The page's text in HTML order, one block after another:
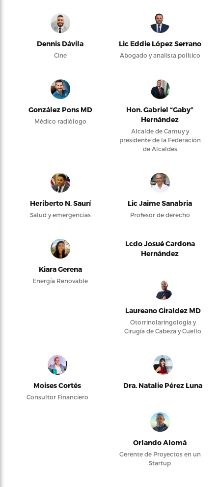
Dennis Dávila
Cine
Lic Eddie López Serrano
Abogado y analista político
González Pons MD
Médico radiólogo
Hon. Gabriel “Gaby”
Hernández
Alcalde de Camuy y
presidente de la Federación
de Alcaldes
Heriberto N. Saurí
Salud y emergencias
Lic Jaime Sanabria
Profesor de derecho
Kiara Gerena
Energía Renovable
Lcdo Josué Cardona
Hernández
Laureano Giraldez MD
Otorrinolaringología y
Cirugía de Cabeza y Cuello
Moises Cortés
Consultor Financiero
Dra. Natalie Pérez Luna
Orlando Alomá
Gerente de Proyectos en un
Startup